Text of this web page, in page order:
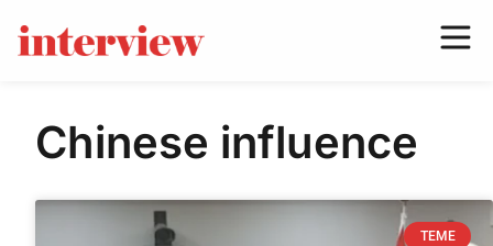
Chinese influence
TEME